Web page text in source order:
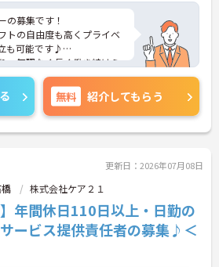
の募集です！
トの自由度も高くプライベ
も可能です♪
、無理なく長く働き続けら
対策ポイントなどさらに
で、お気軽にご相談くださ
無料 紹介してもらう
更新日：2026年07月08日
株式会社ケア２１
】年間休日110日以上・日勤の
ービス提供責任者の募集♪＜